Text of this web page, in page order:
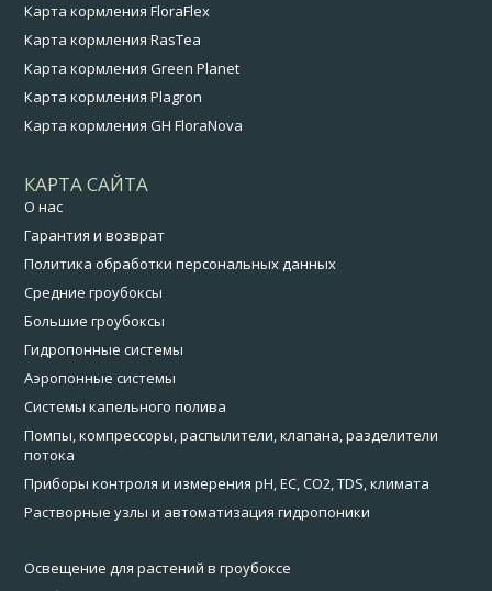
Карта кормления FloraFlex
Карта кормления RasTea
Карта кормления Green Planet
Карта кормления Plagron
Карта кормления GH FloraNova
КАРТА САЙТА
О нас
Гарантия и возврат
Политика обработки персональных данных
Средние гроубоксы
Большие гроубоксы
Гидропонные системы
Аэропонные системы
Системы капельного полива
Помпы, компрессоры, распылители, клапана, разделители
потока
Приборы контроля и измерения pH, EC, CO2, TDS, климата
Растворные узлы и автоматизация гидропоники
Освещение для растений в гроубоксе